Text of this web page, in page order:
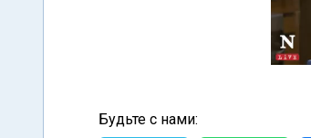
Будьте с нами: